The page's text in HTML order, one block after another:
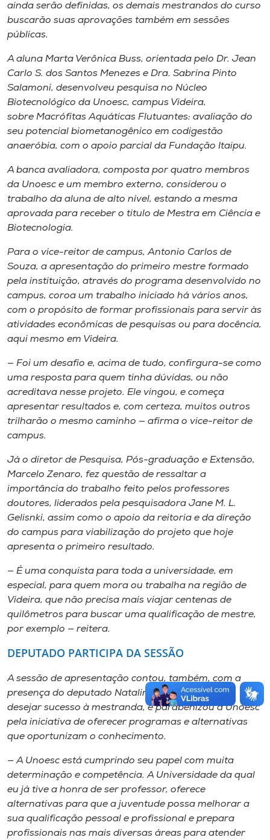
ainda serão definidas, os demais mestrandos do curso
buscarão suas aprovações também em sessões
públicas.
A aluna Marta Verônica Buss, orientada pelo Dr. Jean
Carlo S. dos Santos Menezes e Dra. Sabrina Pinto
Salamoni, desenvolveu pesquisa no Núcleo
Biotecnológico da Unoesc, campus Videira,
sobre Macrófitas Aquáticas Flutuantes: avaliação do
seu potencial biometanogênico em codigestão
anaeróbia, com o apoio parcial da Fundação Itaipu.
A banca avaliadora, composta por quatro membros
da Unoesc e um membro externo, considerou o
trabalho da aluna de alto nível, estando a mesma
aprovada para receber o titulo de Mestra em Ciência e
Biotecnologia.
Para o vice-reitor de campus, Antonio Carlos de
Souza, a apresentação do primeiro mestre formado
pela instituição, através do programa desenvolvido no
campus, coroa um trabalho iniciado há vários anos,
com o propósito de formar profissionais para servir às
atividades econômicas de pesquisas ou para docência,
aqui mesmo em Videira.
— Foi um desafio e, acima de tudo, confirgura-se como
uma resposta para quem tinha dúvidas, ou não
acreditava nesse projeto. Ele vingou, e começa
apresentar resultados e, com certeza, muitos outros
trilharão o mesmo caminho — afirma o vice-reitor de
campus.
Já o diretor de Pesquisa, Pós-graduação e Extensão,
Marcelo Zenaro, fez questão de ressaltar a
importância do trabalho feito pelos professores
doutores, liderados pela pesquisadora Jane M. L.
Gelisnki, assim como o apoio da reitoria e da direção
do campus para viabilização do projeto que hoje
apresenta o primeiro resultado.
— É uma conquista para toda a universidade, em
especial, para quem mora ou trabalha na região de
Videira, que não precisa mais viajar centenas de
quilômetros para buscar uma qualificação de mestre,
por exemplo — reitera.
DEPUTADO PARTICIPA DA SESSÃO
A sessão de apresentação contou, também, com a
presença do deputado Natalino Lazare, que veio
desejar sucesso à mestranda, e parabenizou a Unoesc
pela iniciativa de oferecer programas e alternativas
que oportunizam o conhecimento.
— A Unoesc está cumprindo seu papel com muita
determinação e competência. A Universidade da qual
eu já tive a honra de ser professor, oferece
alternativas para que a juventude possa melhorar a
sua qualificação pessoal e profissional e prepara
profissionais nas mais diversas áreas para atender